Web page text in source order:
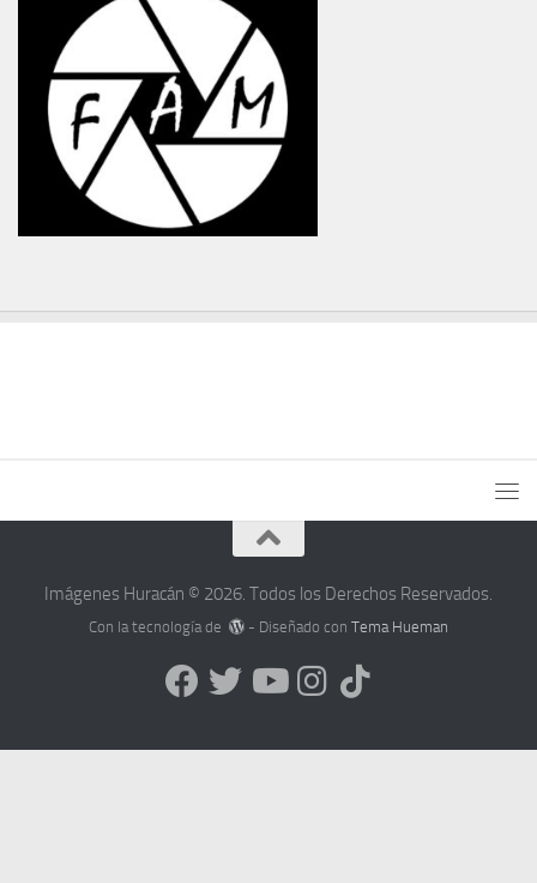
Imágenes Huracán © 2026. Todos los Derechos Reservados.
Con la tecnología de - Diseñado conTema Hueman